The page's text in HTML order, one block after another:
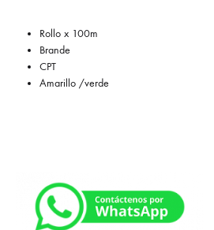
Rollo x 100m
Brande
CPT
Amarillo /verde